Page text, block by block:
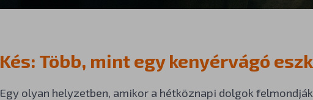
Kés: Több, mint egy kenyérvágó
Egy olyan helyzetben, amikor a hétköznapi dolgok